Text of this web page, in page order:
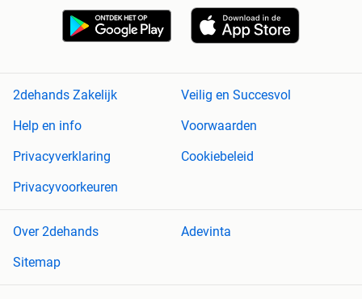
2dehands Zakelijk
Veilig en Succesvol
Help en info
Voorwaarden
Privacyverklaring
Cookiebeleid
Privacyvoorkeuren
Over 2dehands
Adevinta
Sitemap